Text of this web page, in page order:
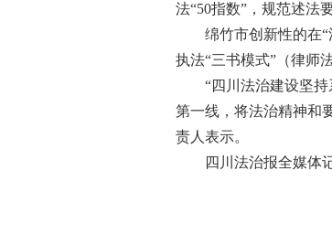
法“50指数”，规范述法
绵竹市创新性的在“法
执法“三书模式”（律师
“四川法治建设坚持系
第一线，将法治精神和
责人表示。
四川法治报全媒体